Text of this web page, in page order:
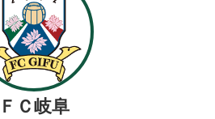
ＦＣ岐阜